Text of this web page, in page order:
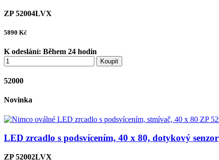
ZP 52004LVX
5890 Kč
K odeslání: Během 24 hodin
Koupit
52000
Novinka
LED zrcadlo s podsvícením, 40 x 80, dotykový senzor
ZP 52002LVX